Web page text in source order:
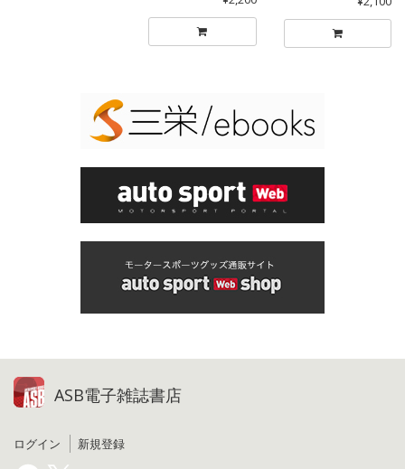
ASB電子雑誌書店
ログイン 新規登録